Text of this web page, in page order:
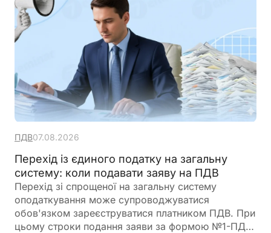
ПДВ07.08.2026
Перехід із єдиного податку на загальну
систему: коли подавати заяву на ПДВ
Перехід зі спрощеної на загальну систему
оподаткування може супроводжуватися
обов'язком зареєструватися платником ПДВ. При
цьому строки подання заяви за формою №1-ПДВ